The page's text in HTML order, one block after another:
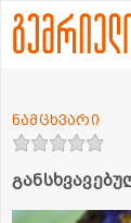
ნამცხვარი